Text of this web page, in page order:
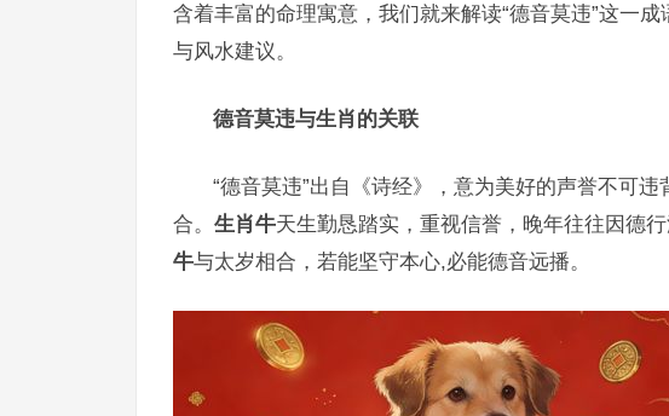
含着丰富的命理寓意，我们就来解读“德音莫违”这一
与风水建议。
德音莫违与生肖的关联
“德音莫违”出自《诗经》，意为美好的声誉不可
合。 生肖牛天生勤恳踏实，重视信誉，晚年往往因德
牛与太岁相合，若能坚守本心,必能德音远播。